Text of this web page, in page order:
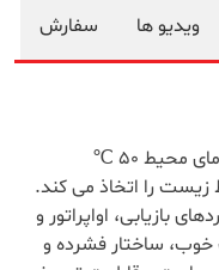
ویدیو ها سفارش
محیط 50 ℃
زیست را اتخاذ می کند.
بازیابی، اواپراتور و
خوب، ساختار فشرده و